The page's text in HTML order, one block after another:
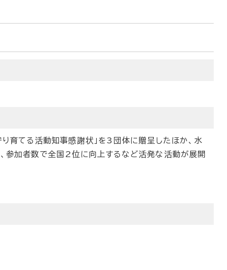
育てる活動知事感謝状」を3団体に贈呈したほか、水
参加者数で全国2位に向上するなど活発な活動が展開